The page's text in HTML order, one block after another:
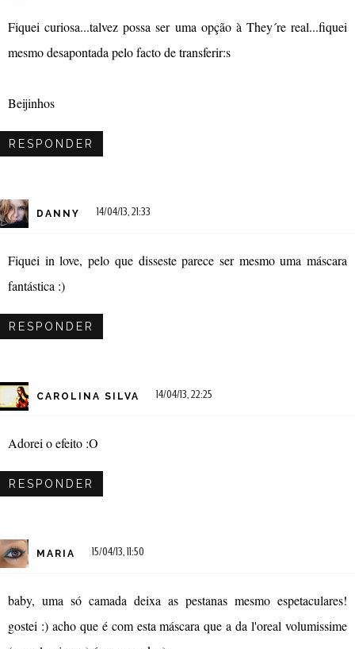
Fiquei curiosa...talvez possa ser uma opção à They´re real...fiquei
mesmo desapontada pelo facto de transferir:s
Beijinhos
RESPONDER
DANNY 14/04/13, 21:33
Fiquei in love, pelo que disseste parece ser mesmo uma máscara
fantástica :)
RESPONDER
CAROLINA SILVA 14/04/13, 22:25
Adorei o efeito :O
RESPONDER
MARIA 15/04/13, 11:50
baby, uma só camada deixa as pestanas mesmo espetaculares!
gostei :) acho que é com esta máscara que a da l'oreal volumissime